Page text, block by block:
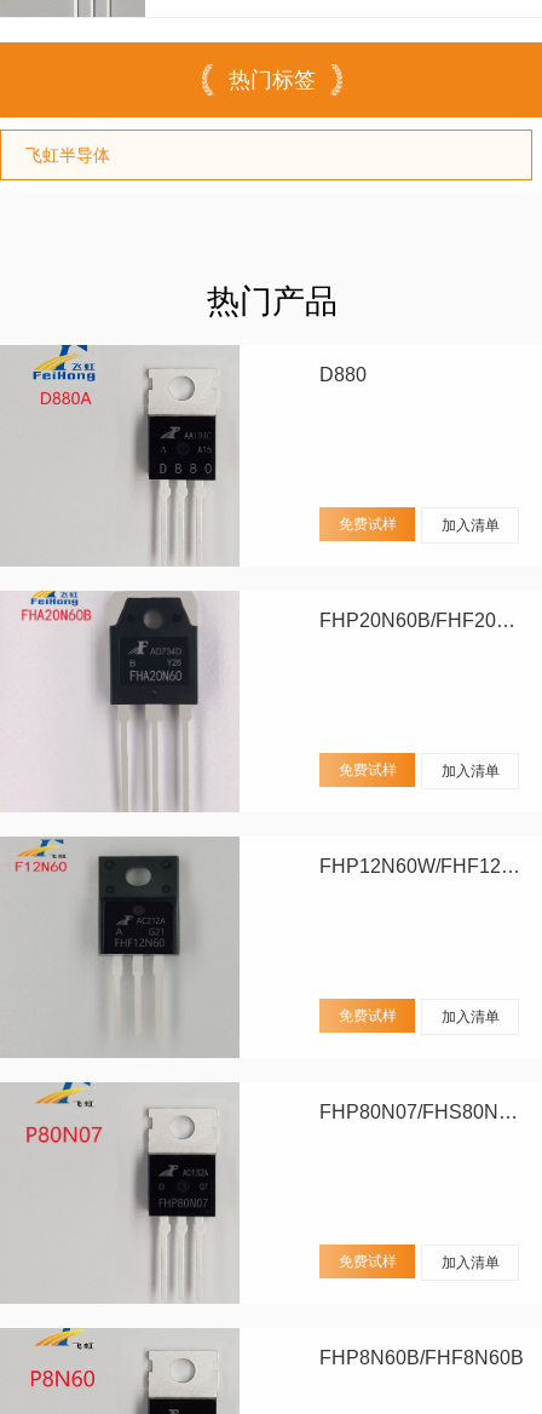
热门标签
飞虹半导体
热门产品
D880
免费试样 加入清单
FHP20N60B/FHF20N60B/FHA20N60B
免费试样 加入清单
FHP12N60W/FHF12N60W
免费试样 加入清单
FHP80N07/FHS80N07/FHD80N07
免费试样 加入清单
FHP8N60B/FHF8N60B